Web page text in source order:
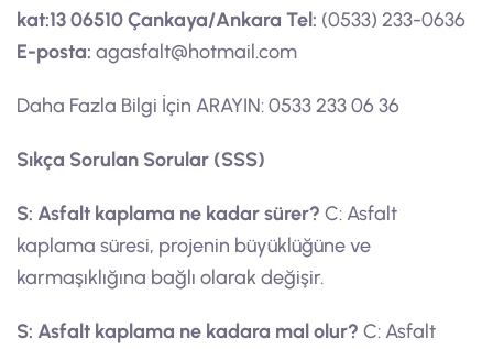
kat:13 06510 Çankaya/Ankara Tel: (0533) 233-0636
E-posta: agasfalt@hotmail.com
Daha Fazla Bilgi İçin ARAYIN: 0533 233 06 36
Sıkça Sorulan Sorular (SSS)
S: Asfalt kaplama ne kadar sürer? C: Asfalt
kaplama süresi, projenin büyüklüğüne ve
karmaşıklığına bağlı olarak değişir.
S: Asfalt kaplama ne kadara mal olur? C: Asfalt